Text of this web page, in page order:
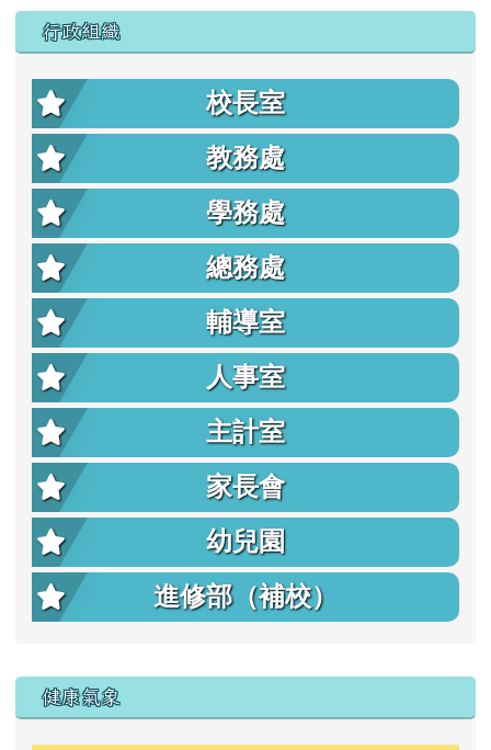
行政組織
校長室
教務處
學務處
總務處
輔導室
人事室
主計室
家長會
幼兒園
進修部（補校）
右邊區域內容
健康氣象